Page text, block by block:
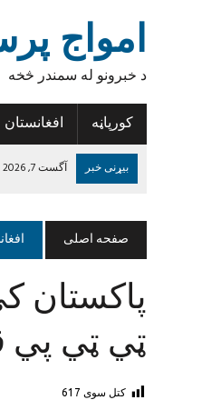
امواج
د خبرونو له سمندر څخه
کورپاڼه
افغانستان
بیړنی خبر آگست 7, 2026
د سوال
آگست 6, 2026
| د
آگست 6, 2026
د روغتیا
د داعش
صفحه اصلی
پاکستان
ټي ټي پي
کتل سوی 617